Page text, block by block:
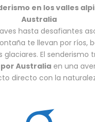
en los valles
Australia
hasta desafiantes
te llevan por ríos,
glaciares. El senderismo
Australiaen una
directo con la